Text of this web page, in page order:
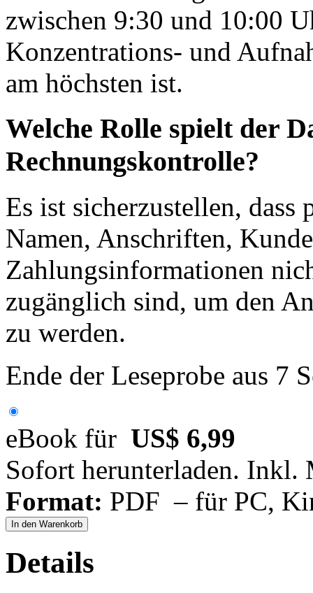
zwischen 9:30 und 10:00
Konzentrations- und
am höchsten ist.
Welche Rolle spielt der
Rechnungskontrolle?
Es ist sicherzustellen, dass
Namen, Anschriften,
Zahlungsinformationen
zugänglich sind, um den
zu werden.
Ende der Leseprobe aus 7
eBook für US$ 6,99
Sofort herunterladen. Inkl.
Format: PDF – für PC,
In den Warenkorb
Details